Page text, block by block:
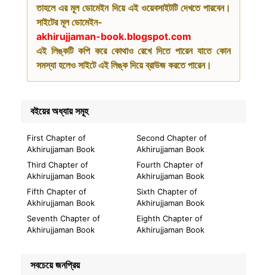
তাহলে এর মূল ডোমেইন দিয়ে এই ওয়েবসাইটটি দেখতে পারবেন।
সাইটের মূল ডোমেইন-
akhirujjaman-book.blogspot.com
এই লিঙ্কটি কপি করে কোথাও রেখে দিতে পারেন যাতে কোন
সমস্যা হলেও সাইটে এই লিঙ্ক দিয়ে ব্রাউজ করতে পারেন।
বইয়ের অধ্যায় সমূহ
First Chapter of
Akhirujjaman Book
Second Chapter of
Akhirujjaman Book
Third Chapter of
Akhirujjaman Book
Fourth Chapter of
Akhirujjaman Book
Fifth Chapter of
Akhirujjaman Book
Sixth Chapter of
Akhirujjaman Book
Seventh Chapter of
Akhirujjaman Book
Eighth Chapter of
Akhirujjaman Book
সবচেয়ে জনপ্রিয়